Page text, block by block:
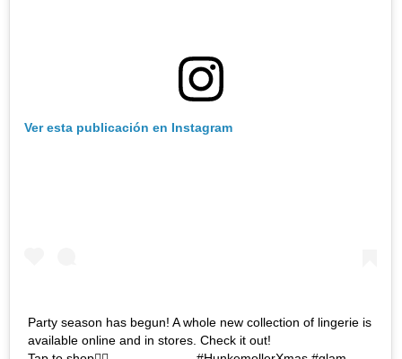
Ver esta publicación en Instagram
Party season has begun! A whole new collection of lingerie is
available online and in stores. Check it out! ⠀⠀⠀⠀⠀⠀⠀⠀⠀